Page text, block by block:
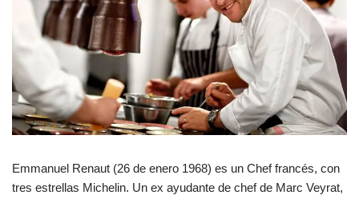
Emmanuel Renaut (26 de enero 1968) es un Chef francés, con
tres estrellas Michelin. Un ex ayudante de chef de Marc Veyrat,